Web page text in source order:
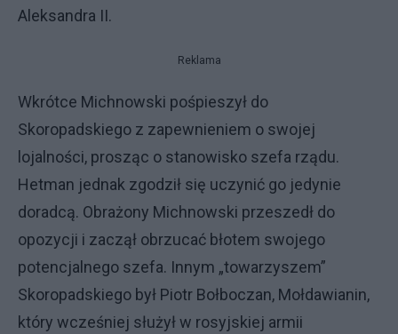
Aleksandra II.
Reklama
Wkrótce Michnowski pośpieszył do
Skoropadskiego z zapewnieniem o swojej
lojalności, prosząc o stanowisko szefa rządu.
Hetman jednak zgodził się uczynić go jedynie
doradcą. Obrażony Michnowski przeszedł do
opozycji i zaczął obrzucać błotem swojego
potencjalnego szefa. Innym „towarzyszem”
Skoropadskiego był Piotr Bołboczan, Mołdawianin,
który wcześniej służył w rosyjskiej armii